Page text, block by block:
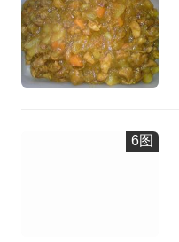
6图